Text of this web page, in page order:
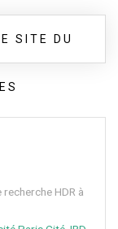
SITE DU
HDR à